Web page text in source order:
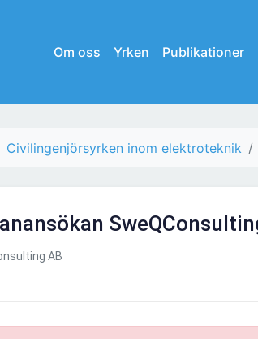
Om oss Yrken Publikationer
Civilingenjörsyrken inom elektroteknik
AB